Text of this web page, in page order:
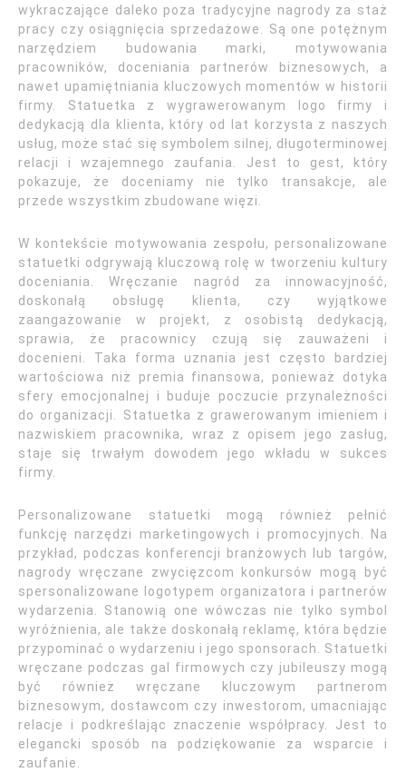
wykraczające daleko poza tradycyjne nagrody za staż
pracy czy osiągnięcia sprzedażowe. Są one potężnym
narzędziem budowania marki, motywowania
pracowników, doceniania partnerów biznesowych, a
nawet upamiętniania kluczowych momentów w historii
firmy. Statuetka z wygrawerowanym logo firmy i
dedykacją dla klienta, który od lat korzysta z naszych
usług, może stać się symbolem silnej, długoterminowej
relacji i wzajemnego zaufania. Jest to gest, który
pokazuje, że doceniamy nie tylko transakcje, ale
przede wszystkim zbudowane więzi.
W kontekście motywowania zespołu, personalizowane
statuetki odgrywają kluczową rolę w tworzeniu kultury
doceniania. Wręczanie nagród za innowacyjność,
doskonałą obsługę klienta, czy wyjątkowe
zaangażowanie w projekt, z osobistą dedykacją,
sprawia, że pracownicy czują się zauważeni i
docenieni. Taka forma uznania jest często bardziej
wartościowa niż premia finansowa, ponieważ dotyka
sfery emocjonalnej i buduje poczucie przynależności
do organizacji. Statuetka z grawerowanym imieniem i
nazwiskiem pracownika, wraz z opisem jego zasług,
staje się trwałym dowodem jego wkładu w sukces
firmy.
Personalizowane statuetki mogą również pełnić
funkcję narzędzi marketingowych i promocyjnych. Na
przykład, podczas konferencji branżowych lub targów,
nagrody wręczane zwycięzcom konkursów mogą być
spersonalizowane logotypem organizatora i partnerów
wydarzenia. Stanowią one wówczas nie tylko symbol
wyróżnienia, ale także doskonałą reklamę, która będzie
przypominać o wydarzeniu i jego sponsorach. Statuetki
wręczane podczas gal firmowych czy jubileuszy mogą
być również wręczane kluczowym partnerom
biznesowym, dostawcom czy inwestorom, umacniając
relacje i podkreślając znaczenie współpracy. Jest to
elegancki sposób na podziękowanie za wsparcie i
zaufanie.